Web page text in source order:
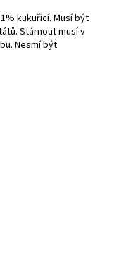
kukuřicí. Musí být
Stárnout musí v
Nesmí být